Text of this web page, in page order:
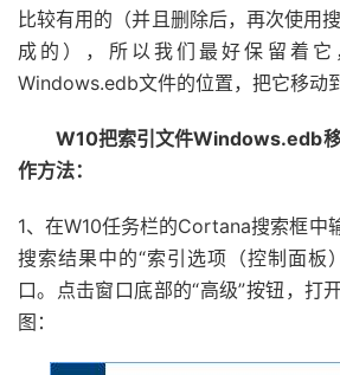
比较有用的（并且删除后，再次使用
成的），所以我们最好保留着
Windows.edb文件的位置，把它移动
W10把索引文件Windows.edb移
作方法：
1、在W10任务栏的Cortana搜索框中
搜索结果中的“索引选项（控制面板
口。点击窗口底部的“高级”按钮，打
图：